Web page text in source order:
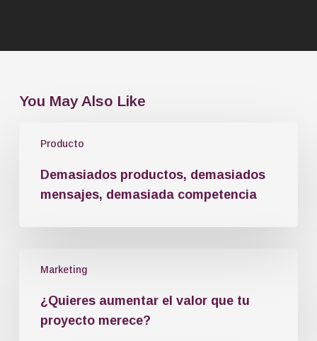
You May Also Like
Producto
Demasiados productos, demasiados
mensajes, demasiada competencia
Marketing
¿Quieres aumentar el valor que tu
proyecto merece?